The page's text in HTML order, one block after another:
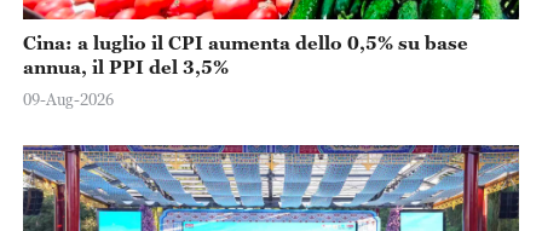
Cina: a luglio il CPI aumenta dello 0,5% su base
annua, il PPI del 3,5%
09-Aug-2026